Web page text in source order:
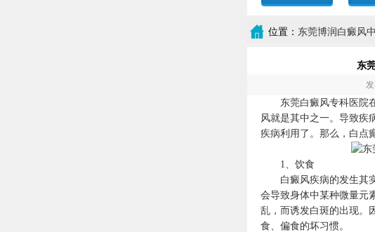
位置： 东莞博润白癜风
东
东莞白癜风专科医院在
风就是其中之一。导致疾
疾病利用了。那么，白点
1、饮食
白癜风疾病的发生其实
会导致身体中某种微量元
乱，而诱发白斑的出现。
食、偏食的坏习惯。